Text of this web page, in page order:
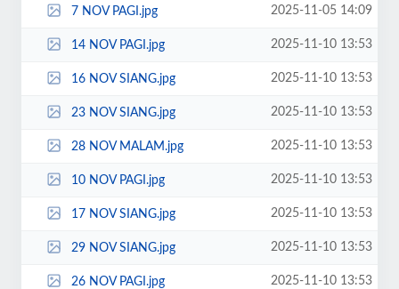
7 NOV PAGI.jpg 2025-11-05 14:09
14 NOV PAGI.jpg 2025-11-10 13:53
16 NOV SIANG.jpg 2025-11-10 13:53
23 NOV SIANG.jpg 2025-11-10 13:53
28 NOV MALAM.jpg 2025-11-10 13:53
10 NOV PAGI.jpg 2025-11-10 13:53
17 NOV SIANG.jpg 2025-11-10 13:53
29 NOV SIANG.jpg 2025-11-10 13:53
26 NOV PAGI.jpg 2025-11-10 13:53